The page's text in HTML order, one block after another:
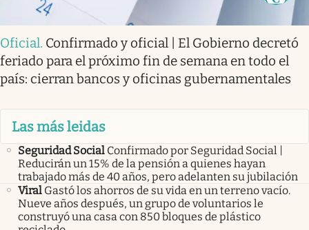
Oficial. Confirmado y oficial | El Gobierno decretó
feriado para el próximo fin de semana en todo el
país: cierran bancos y oficinas gubernamentales
Las más leidas
Seguridad Social Confirmado por Seguridad Social |
Reducirán un 15% de la pensión a quienes hayan
trabajado más de 40 años, pero adelanten su jubilación
Viral Gastó los ahorros de su vida en un terreno vacío.
Nueve años después, un grupo de voluntarios le
construyó una casa con 850 bloques de plástico